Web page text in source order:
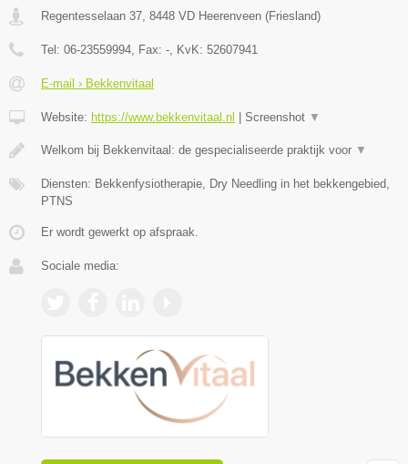
Regentesselaan 37 8448 VD Heerenveen (Friesland)
Tel: 06-23559994 , Fax: - , KvK: 52607941
E-mail › Bekkenvitaal
Website: https://www.bekkenvitaal.nl Screenshot ▼
Welkom bij Bekkenvitaal: de gespecialiseerde praktijk voor ▼
Diensten: Bekkenfysiotherapie, Dry Needling in het bekkengebied,
PTNS
Er wordt gewerkt op afspraak.
Sociale media: